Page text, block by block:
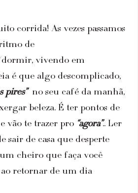
corrida! As vezes passamos
de
vivendo em
é que algo descomplicado,
pires” no seu café da manhã,
beleza. É ter pontos de
vão te trazer pro “agora”.. Ler
sair de casa que desperte
cheiro que faça você
retornar de um dia